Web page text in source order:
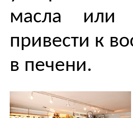
масла или
привести к
в печени.